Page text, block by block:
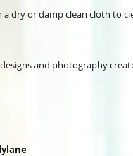
dry or damp clean cloth to
and photography